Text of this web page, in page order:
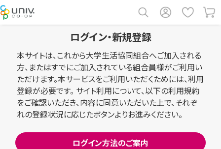
ログイン・新規登録
本サイトは、これから大学生活協同組合へご加入される
方、またはすでにご加入されている組合員様がご利用い
ただけます。本サービスをご利用いただくためには、利用
登録が必要です。 サイト利用について、以下の利用規約
をご確認いただき、内容に同意いただいた上で、それぞ
れの登録状況に応じたボタンよりお進みください。
ログイン方法のご案内